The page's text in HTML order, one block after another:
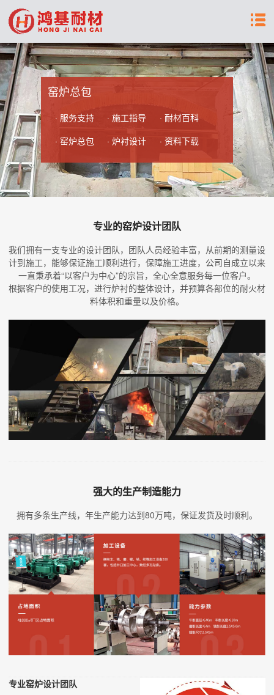
窑炉总包
· 服务支持 · 施工指导
· 耐材百科
· 窑炉总包
· 炉衬设计 · 资料下载
专业的窑炉设计团队
我们拥有一支专业的设计团队，团队人员经验丰富，从前期的测量设
计到施工，能够保证施工顺利进行，保障施工进度，公司自成立以来
一直秉承着“以客户为中心”的宗旨，全心全意服务每一位客户。
根据客户的使用工况，进行炉衬的整体设计，并预算各部位的耐火材
料体积和重量以及价格。
强大的生产制造能力
拥有多条生产线，年生产能力达到80万吨，保证发货及时顺利。
专业窑炉设计团队